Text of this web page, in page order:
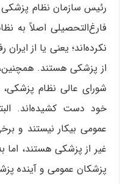
فارغ‌التحصیلی اصلاً به
نکرده‌اند؛ یعنی یا از
از پزشکی هستند.
عمومی بیکار نیستند و
غیر از پزشکی هستند، اما
پزشکان عمومی و آینده